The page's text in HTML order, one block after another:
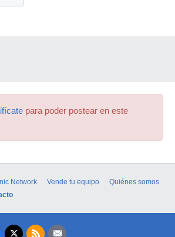
para poder postear en este
Network Vende tu equipo
Quiénes somos